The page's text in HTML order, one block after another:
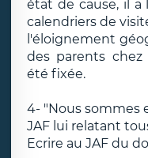
état de cause, il a
calendriers de
l'éloignement
des parents
été fixée.
4- "Nous sommes
JAF lui relatant
Ecrire au JAF du